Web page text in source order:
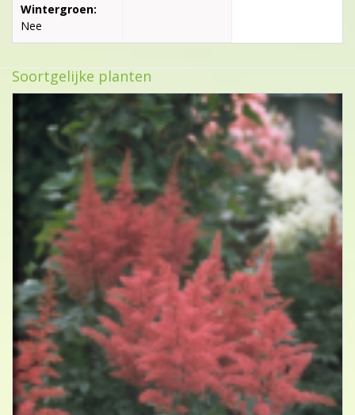
Wintergroen:
Nee
Soortgelijke planten